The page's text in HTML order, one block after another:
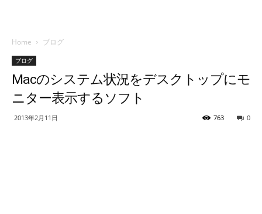
Home ブログ
ブログ
Macのシステム状況をデスクトップにモ
ニター表示するソフト
2013年2月11日 0
763